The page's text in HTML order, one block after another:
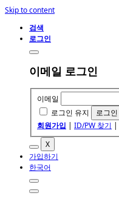
Skip to content
검색
로그인
이메일 로그인
이메일
로그인 유지
회원가입 | ID/PW 찾기 |
X
가입하기
한국어